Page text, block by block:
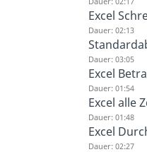
Excel
Dauer: 02:13
Dauer: 03:05
Excel
Dauer: 01:54
Excel alle
Dauer: 01:48
Excel
Dauer: 02:27